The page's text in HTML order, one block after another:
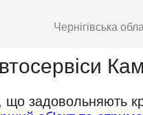
Чернігівська
що задовольняють